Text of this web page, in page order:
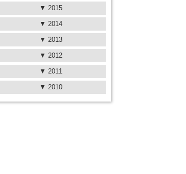
2015
2014
2013
2012
2011
2010